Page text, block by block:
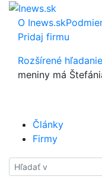
O Inews.sk
Pridaj firmu
Rozšírené hľadanie
meniny má
Články
Firmy
Hladať